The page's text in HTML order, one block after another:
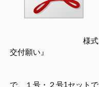
様
交付願い』
A３判の様
で、１号・２号1セット